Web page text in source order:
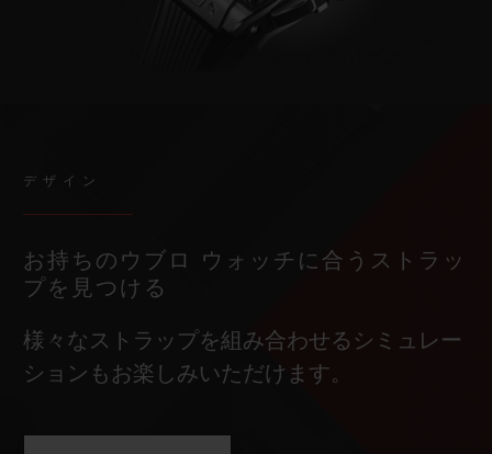
デザイン
お持ちのウブロ ウォッチに合うストラッ
プを見つける
様々なストラップを組み合わせるシミュレー
ションもお楽しみいただけます。